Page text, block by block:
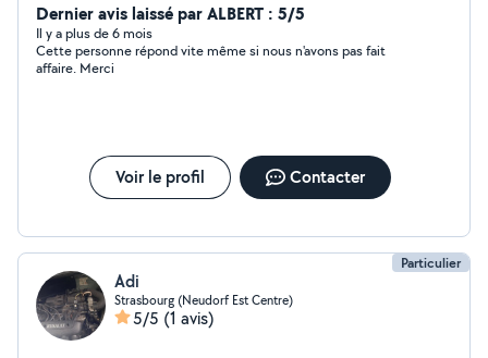
faire appel à mes services. Je suis une personne très
rigoureux ponctuel acidue et minitueux dans mon travail.
Ma priorité est d'être à l'écoute. Je ne travaille pas dans
le but de pouvoir chiffrer mes besoins, mais plutôt par
Dernier avis laissé par ALBERT : 5/5
Il y a plus de 6 mois
Cette personne répond vite même si nous n'avons pas fait
affaire. Merci
Voir le profil Contacter
Particulier
Adi
Strasbourg (Neudorf Est Centre)
5/5 (1 avis)